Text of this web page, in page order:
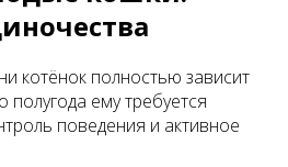
котёнок полностью зависит
ему требуется
поведения и активное